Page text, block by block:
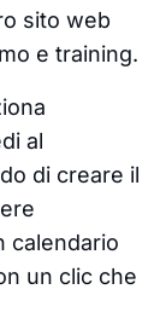
sito web
e training.
al
di creare il
calendario
un clic che